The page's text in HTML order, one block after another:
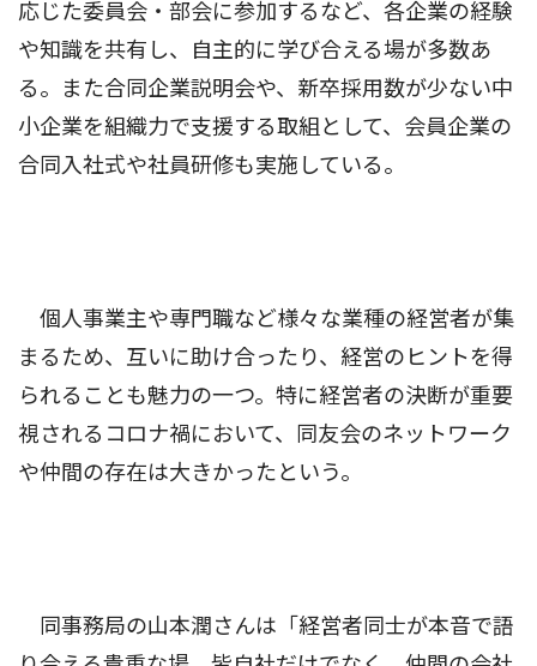
応じた委員会・部会に参加するなど、各企業の経験
や知識を共有し、自主的に学び合える場が多数あ
る。また合同企業説明会や、新卒採用数が少ない中
小企業を組織力で支援する取組として、会員企業の
合同入社式や社員研修も実施している。
個人事業主や専門職など様々な業種の経営者が集
まるため、互いに助け合ったり、経営のヒントを得
られることも魅力の一つ。特に経営者の決断が重要
視されるコロナ禍において、同友会のネットワーク
や仲間の存在は大きかったという。
同事務局の山本潤さんは「経営者同士が本音で語